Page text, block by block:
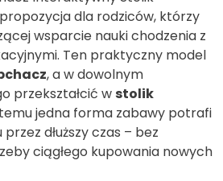
dla rodziców, którzy
wsparcie nauki chodzenia z
Ten praktyczny model
, a w dowolnym
przekształcić w stolik
temu jedna forma zabawy potrafi
dłuższy czas – bez
ciągłego kupowania nowych